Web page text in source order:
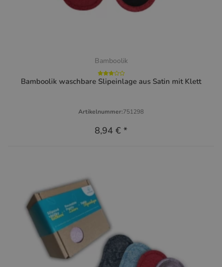
Bamboolik
Bamboolik waschbare Slipeinlage aus Satin mit Klett
Artikelnummer:751298
8,94 € *